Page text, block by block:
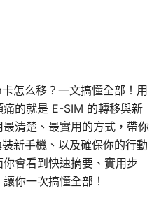
怎么移？一文搞懂全部！用
的就是 E-SIM 的轉移與新
清楚、最實用的方式，帶你
新手機、以及確保你的行動
會看到快速摘要、實用步
你一次搞懂全部！